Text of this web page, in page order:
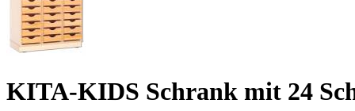
KITA-KIDS Schrank mit 24